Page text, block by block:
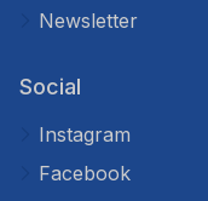
Newsletter
Social
Instagram
Facebook